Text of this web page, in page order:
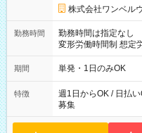
株式会社ワンベル
勤務時間
勤務時間は指定なし
変形労働時間制 想定労働時間160
～21：00
期間 単発・1日のみOK
特徴
週1日からOK / 日払
募集